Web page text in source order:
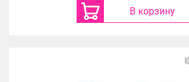
В корзину